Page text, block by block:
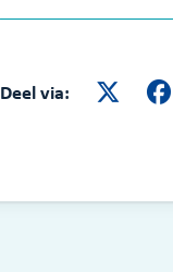
Deel via: